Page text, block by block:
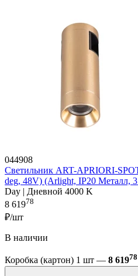
044908
Светильник ART-APRIORI-
deg, 48V) (Arlight, IP20 Металл, 3
Day | Дневной 4000 K
8 61978
₽/шт
В наличии
Коробка (картон) 1 шт — 8 61978